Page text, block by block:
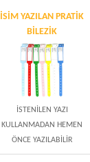
İSİM YAZILAN PRATİK
BİLEZİK
İSTENİLEN YAZI
KULLANMADAN HEMEN
ÖNCE YAZILABİLİR